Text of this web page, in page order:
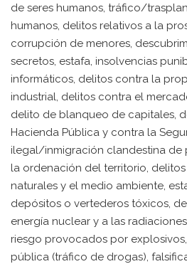
de seres humanos, tráfico/
humanos, delitos relativos a la
corrupción de menores,
secretos, estafa, insolvencias
informáticos, delitos contra la
industrial, delitos contra el
delito de blanqueo de capitales,
Hacienda Pública y contra la
ilegal/inmigración clandestina de
la ordenación del territorio,
naturales y el medio ambiente,
depósitos o vertederos tóxicos,
energía nuclear y a las
riesgo provocados por
pública (tráfico de drogas),